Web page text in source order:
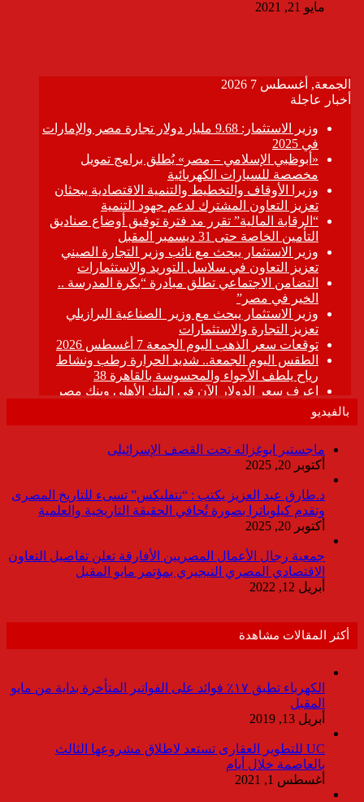
مايو 21, 2021
بالفيديو
ماجستير ابوغزاله تحت القصف الإسرائيلى
أكتوبر 20, 2025
د.طارق عبد العزيز يكتب : “نتفليكس” تسىء للتاريخ المصرى
وتقدم كيلوباترا بصورة تُجافي الحقيقة التاريخية والعلمية
أكتوبر 20, 2025
جمعية رجال الأعمال المصريين الأفارقة تعلن تفاصيل التعاون
الاقتصادي المصري النيجيري بمؤتمر مايو المقبل
أبريل 12, 2022
أكثر المقالات مشاهدة
الكهرباء تطبق ١٧٪ فوائد على الفواتير المتأخرة بداية من مايو
المقبل
أبريل 13, 2019
UC للتطوير العقارى تستعد لاطلاق مشروعها الثالث
بالعاصمة خلال أيام
أغسطس 1, 2021